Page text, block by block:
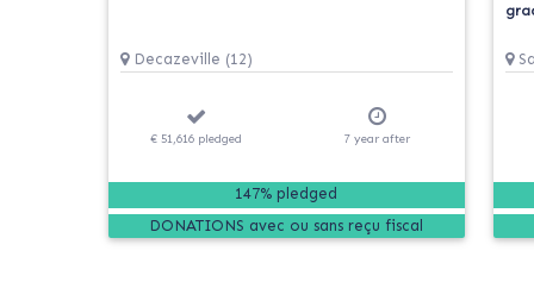
Decazeville (12)
€ 51,616 pledged 7yearafter
147% pledged
DONATIONS